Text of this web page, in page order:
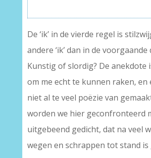
De ‘ik’ in de vierde regel is
andere ‘ik’ dan in de
Kunstig of slordig? De anekdote
om me echt te kunnen raken, en
niet al te veel poëzie van
worden we hier geconfronteerd
uitgebeend gedicht, dat na veel
wegen en schrappen tot stand is